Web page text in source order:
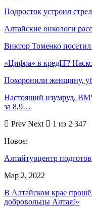
Подросток устроил
Алтайские онкологи
Виктор Томенко
«Цифра» в кредIT?
Похоронили женщину,
Настоящий изумруд.
за 8,9…
Prev Next
1 из 2 347
Новое:
Алтайтурцентр
Мар 2, 2022
В Алтайском крае
добровольцы Алтая!»